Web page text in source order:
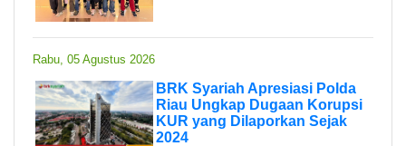
Rabu, 05 Agustus 2026
BRK Syariah Apresiasi Polda
Riau Ungkap Dugaan Korupsi
KUR yang Dilaporkan Sejak
2024